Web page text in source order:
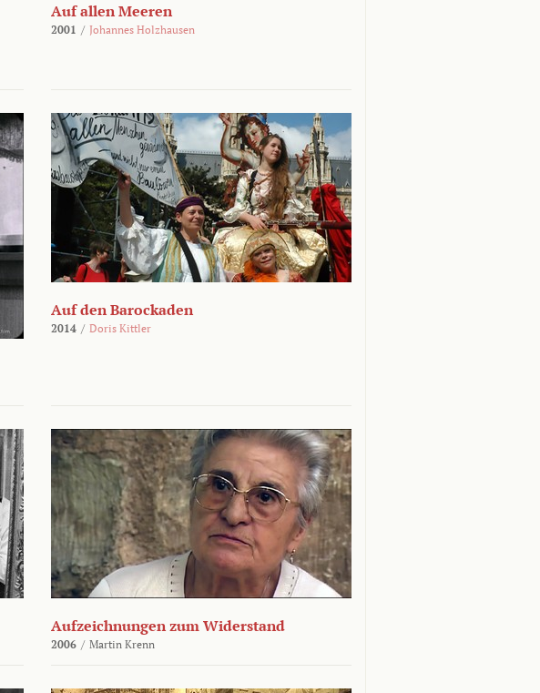
Auf allen Meeren
2001 / Johannes Holzhausen
Auf den Barockaden
2014 / Doris Kittler
Aufzeichnungen zum Widerstand
2006 / Martin Krenn